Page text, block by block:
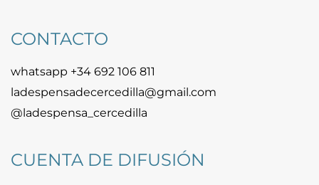
CONTACTO
whatsapp +34 692 106 811
ladespensadecercedilla@gmail.com
@ladespensa_cercedilla
CUENTA DE DIFUSIÓN